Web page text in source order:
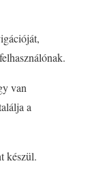
van
a
készül.